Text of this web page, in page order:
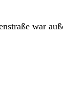
war